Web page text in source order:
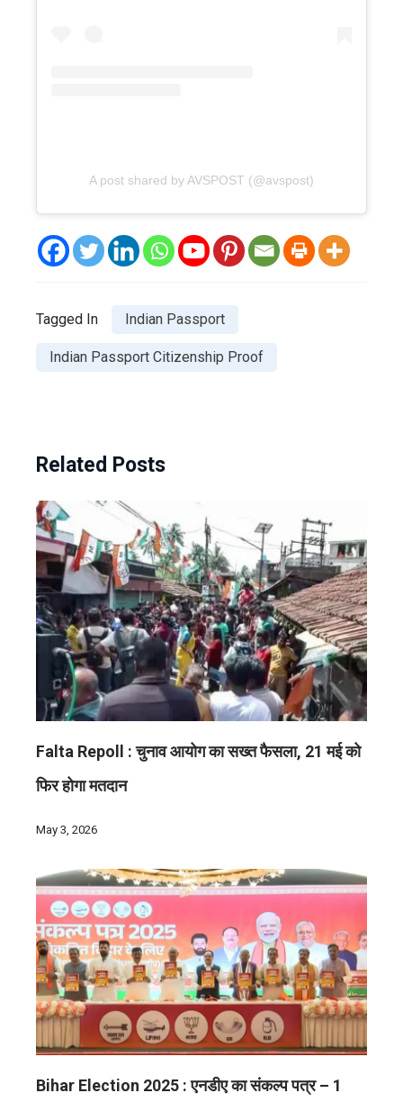
A post shared by AVSPOST (@avspost)
Tagged In Indian Passport
Indian Passport Citizenship Proof
Related Posts
Falta Repoll : चुनाव आयोग का सख्त फैसला, 21 मई को
फिर होगा मतदान
May 3, 2026
Bihar Election 2025 : एनडीए का संकल्प पत्र – 1